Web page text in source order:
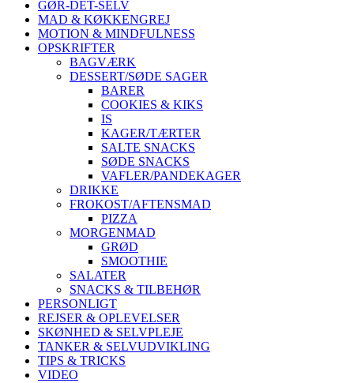
GØR-DET-SELV
MAD & KØKKENGREJ
MOTION & MINDFULNESS
OPSKRIFTER
BAGVÆRK
DESSERT/SØDE SAGER
BARER
COOKIES & KIKS
IS
KAGER/TÆRTER
SALTE SNACKS
SØDE SNACKS
VAFLER/PANDEKAGER
DRIKKE
FROKOST/AFTENSMAD
PIZZA
MORGENMAD
GRØD
SMOOTHIE
SALATER
SNACKS & TILBEHØR
PERSONLIGT
REJSER & OPLEVELSER
SKØNHED & SELVPLEJE
TANKER & SELVUDVIKLING
TIPS & TRICKS
VIDEO